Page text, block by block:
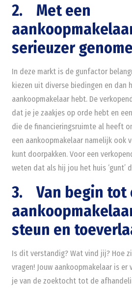
2. Met een
serieuzer
In deze markt is de gunfactor
kiezen uit diverse biedingen en dan
aankoopmakelaar hebt. De
dat je je zaakjes op orde hebt en
die de financieringsruimte al heeft
een aankoopmakelaar namelijk ook
kunt doorpakken. Voor een
weten dat als hij jou het huis ‘gunt’
3. Van begin tot
steun en
Is dit verstandig? Wat vind jij? Hoe
vragen! Jouw aankoopmakelaar is
je van de zoektocht tot de